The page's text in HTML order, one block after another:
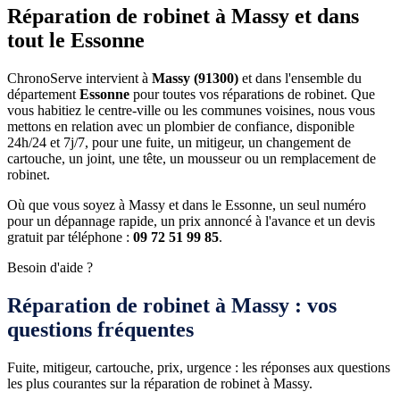
Réparation de robinet à Massy et dans
tout le Essonne
ChronoServe intervient à Massy (91300) et dans l'ensemble du
département Essonne pour toutes vos réparations de robinet. Que
vous habitiez le centre-ville ou les communes voisines, nous vous
mettons en relation avec un plombier de confiance, disponible
24h/24 et 7j/7, pour une fuite, un mitigeur, un changement de
cartouche, un joint, une tête, un mousseur ou un remplacement de
robinet.
Où que vous soyez à Massy et dans le Essonne, un seul numéro
pour un dépannage rapide, un prix annoncé à l'avance et un devis
gratuit par téléphone : 09 72 51 99 85.
Besoin d'aide ?
Réparation de robinet à Massy : vos
questions fréquentes
Fuite, mitigeur, cartouche, prix, urgence : les réponses aux questions
les plus courantes sur la réparation de robinet à Massy.